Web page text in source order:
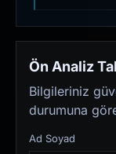
Ön Analiz
Bilgileriniz
durumuna
Ad Soyad